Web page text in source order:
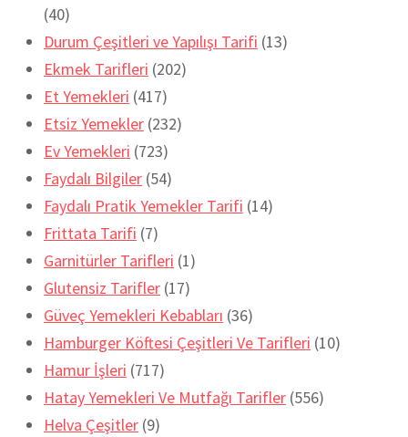
(40)
Durum Çeşitleri ve Yapılışı Tarifi (13)
Ekmek Tarifleri (202)
Et Yemekleri (417)
Etsiz Yemekler (232)
Ev Yemekleri (723)
Faydalı Bilgiler (54)
Faydalı Pratik Yemekler Tarifi (14)
Frittata Tarifi (7)
Garnitürler Tarifleri (1)
Glutensiz Tarifler (17)
Güveç Yemekleri Kebabları (36)
Hamburger Köftesi Çeşitleri Ve Tarifleri (10)
Hamur İşleri (717)
Hatay Yemekleri Ve Mutfağı Tarifler (556)
Helva Çeşitler (9)